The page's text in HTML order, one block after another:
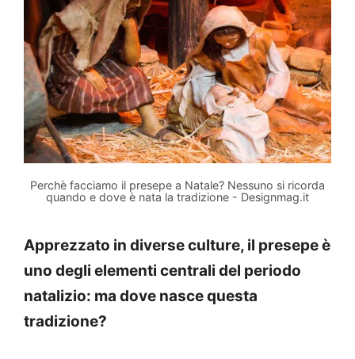
Perchè facciamo il presepe a Natale? Nessuno si ricorda
quando e dove è nata la tradizione - Designmag.it
Apprezzato in diverse culture, il presepe è
uno degli elementi centrali del periodo
natalizio: ma dove nasce questa
tradizione?